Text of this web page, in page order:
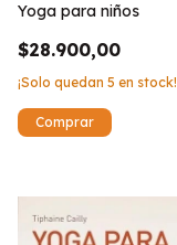
Yoga para niños
$28.900,00
¡Solo quedan 5 en stock!